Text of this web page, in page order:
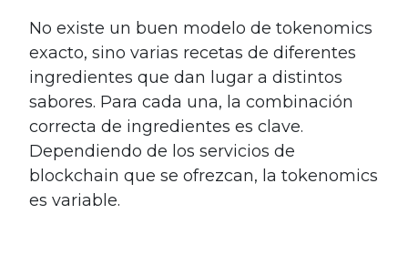
No existe un buen modelo de tokenomics
exacto, sino varias recetas de diferentes
ingredientes que dan lugar a distintos
sabores. Para cada una, la combinación
correcta de ingredientes es clave.
Dependiendo de los servicios de
blockchain que se ofrezcan, la tokenomics
es variable.